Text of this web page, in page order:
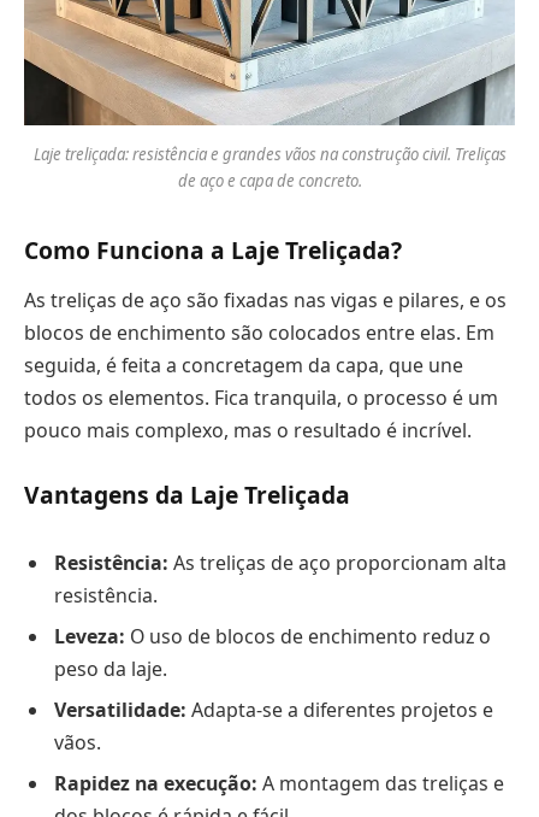
Laje treliçada: resistência e grandes vãos na construção civil. Treliças
de aço e capa de concreto.
Como Funciona a Laje Treliçada?
As treliças de aço são fixadas nas vigas e pilares, e os
blocos de enchimento são colocados entre elas. Em
seguida, é feita a concretagem da capa, que une
todos os elementos. Fica tranquila, o processo é um
pouco mais complexo, mas o resultado é incrível.
Vantagens da Laje Treliçada
Resistência: As treliças de aço proporcionam alta
resistência.
Leveza: O uso de blocos de enchimento reduz o
peso da laje.
Versatilidade: Adapta-se a diferentes projetos e
vãos.
Rapidez na execução: A montagem das treliças e